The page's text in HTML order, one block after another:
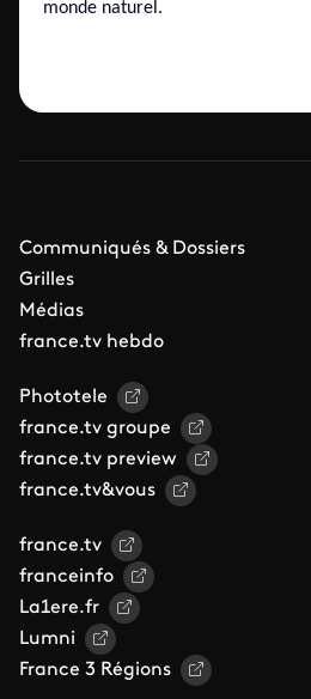
monde naturel.
Communiqués & Dossiers
Grilles
Médias
france.tv hebdo
Phototele
france.tv groupe
france.tv preview
france.tv&vous
france.tv
franceinfo
La1ere.fr
Lumni
France 3 Régions